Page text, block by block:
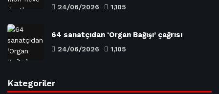
24/06/2026 1,105
64 sanatçıdan ‘Organ Bağışı’ çağrısı
24/06/2026 1,105
Kategoriler